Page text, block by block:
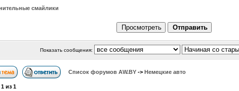
смайлики
Показать сообщения:
Список форумов АW.BY -> Немецкие авто
1 из 1